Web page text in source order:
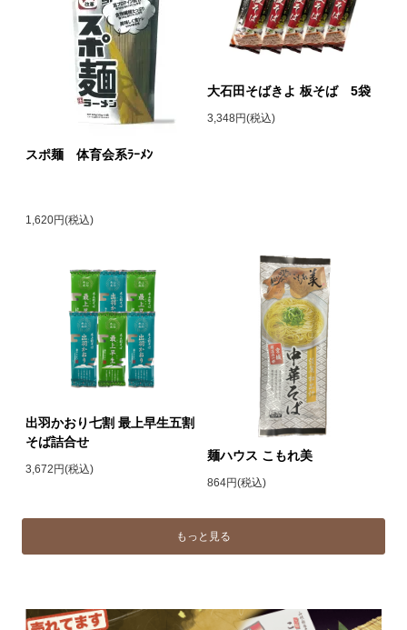
スポ麺 体育会系ﾗｰﾒﾝ
1,620円(税込)
大石田そばきよ 板そば 5袋
3,348円(税込)
出羽かおり七割 最上早生五割
そば詰合せ
3,672円(税込)
麺ハウス こもれ美
864円(税込)
もっと見る